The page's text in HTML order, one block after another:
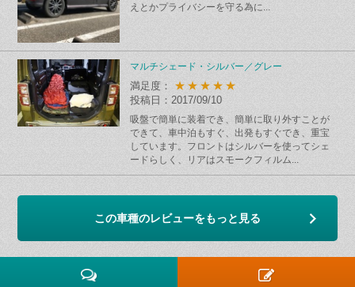
えとかプライバシーを守る為に...
マルチシェード・シルバー／グレー
満足度： ★★★★★
投稿日：2017/09/10
吸盤で簡単に装着でき、簡単に取り外すことが
できて、車中泊もすぐ、出発もすぐでき、重宝
しています。フロントはシルバーを使ってシェ
ードらしく、リアはスモークフィルム...
この車種のレビューをもっと見る